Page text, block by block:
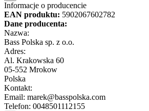
Informacje o producencie
EAN produktu: 5902067602782
Dane producenta:
Nazwa:
Bass Polska sp. z o.o.
Adres:
Al. Krakowska 60
05-552 Mrokow
Polska
Kontakt:
Email: marek@basspolska.com
Telefon: 0048501112155